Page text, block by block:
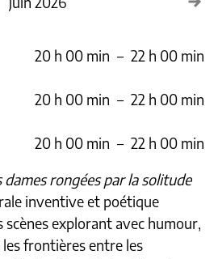
20 h 00 min – 22 h 00 min
20 h 00 min – 22 h 00 min
20 h 00 min – 22 h 00 min
rongées par la solitude
inventive et poétique
scènes explorant avec humour,
frontières entre les